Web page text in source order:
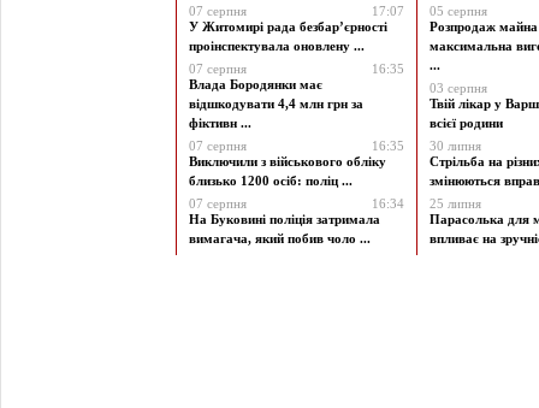
07 серпня
17:07
У Житомирі рада безбар’єрності
проінспектувала оновлену ...
07 серпня
16:35
Влада Бородянки має
відшкодувати 4,4 млн грн за
фіктивн ...
07 серпня
16:35
Виключили з військового обліку
близько 1200 осіб: поліц ...
07 серпня
16:34
На Буковині поліція затримала
вимагача, який побив чоло ...
05 серпня
Розпродаж майна
максимальна
...
03 серпня
Твій лікар у
всієї родини
30 липня
Стрільба на
змінюються
25 липня
Парасолька для
впливає на